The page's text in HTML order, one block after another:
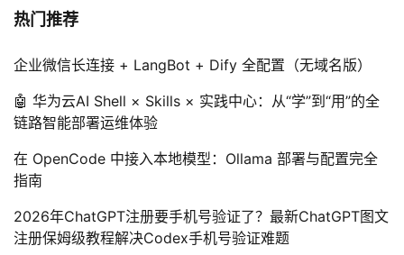
热门推荐
企业微信长连接 + LangBot + Dify 全配置（无域名版）
🤖 华为云AI Shell × Skills × 实践中心：从“学”到“用”的全
链路智能部署运维体验
在 OpenCode 中接入本地模型：Ollama 部署与配置完全
指南
2026年ChatGPT注册要手机号验证了？最新ChatGPT图文
注册保姆级教程解决Codex手机号验证难题